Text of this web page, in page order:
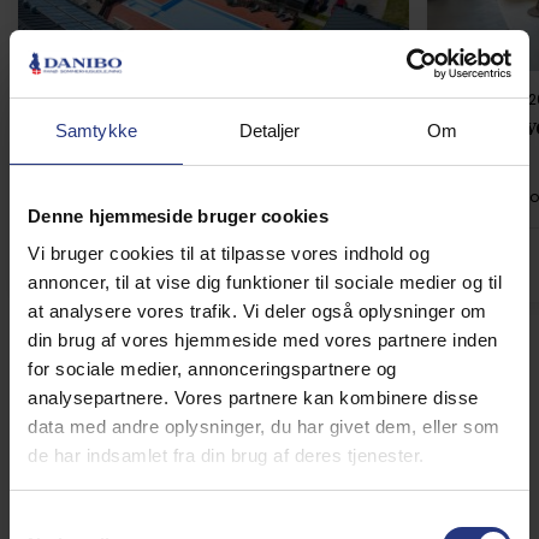
Samtykke Detaljer Om
Denne hjemmeside bruger cookies
Vi bruger cookies til at tilpasse vores indhold og
annoncer, til at vise dig funktioner til sociale medier og til
at analysere vores trafik. Vi deler også oplysninger om
din brug af vores hjemmeside med vores partnere inden
for sociale medier, annonceringspartnere og
analysepartnere. Vores partnere kan kombinere disse
data med andre oplysninger, du har givet dem, eller som
de har indsamlet fra din brug af deres tjenester.
Feriehus 10332 • Fanø Bad
Strandvejen 61, A 332
fra2.984,00 DKK
Feriehus
Op til 4
4,9 (8)
Se alle
Øvrige strande på Fanø
Søren Jessens Sand
Vil du have en unik naturoplevelse i Danmark, så skal du